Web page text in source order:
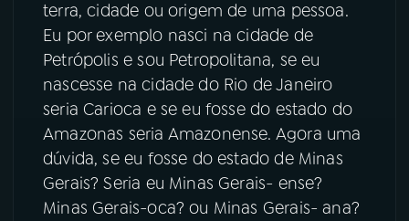
terra, cidade ou origem de uma pessoa.
Eu por exemplo nasci na cidade de
Petrópolis e sou Petropolitana, se eu
nascesse na cidade do Rio de Janeiro
seria Carioca e se eu fosse do estado do
Amazonas seria Amazonense. Agora uma
dúvida, se eu fosse do estado de Minas
Gerais? Seria eu Minas Gerais- ense?
Minas Gerais-oca? ou Minas Gerais- ana?